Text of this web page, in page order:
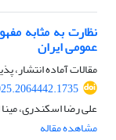
نظارت به مثابه
عمومی ایران
مقالات آماده انتشار،
علی رضا اسکندری،
مشاهده مقاله